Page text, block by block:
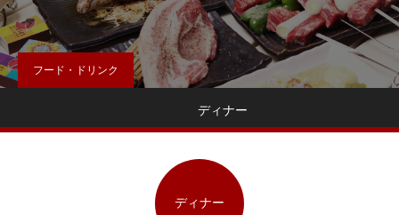
フード・ドリンク
ディナー
ディナー